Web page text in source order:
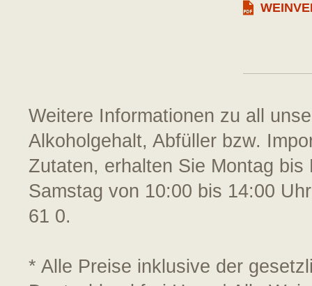
Weitere Informationen zu all
Alkoholgehalt, Abfüller bzw.
Zutaten, erhalten Sie Montag
Samstag von 10:00 bis 14:00
61 0.
* Alle Preise inklusive der